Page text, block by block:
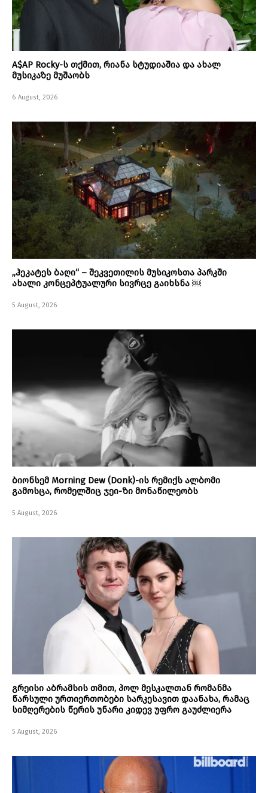
A$AP Rocky-ს თქმით, რიანა სტუდიაშია და ახალ
მუსიკაზე მუშაობს
6 August, 2026
„ჰეკატეს ბაღი“ – შეკვეთილის მუსიკოსთა პარკში
ახალი კონცეპტუალური სივრცე გაიხსნა ￼
5 August, 2026
ბიონსემ Morning Dew (Donk)-ის რემიქს ალბომი
გამოსცა, რომელშიც ჯეი-ზი მონაწილეობს
5 August, 2026
გრეისი აბრამსის თმით, პოლ მესკალთან რომანმა
წარსული ურთიერთობები სარკესავით დაანახა, რამაც
სიმღერების წერის უნარი კიდევ უფრო გაუძლიერა
5 August, 2026